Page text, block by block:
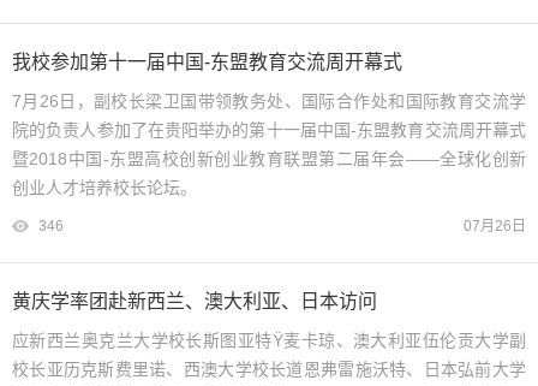
我校参加第十一届中国-东盟教育交流周开幕式
7月26日，副校长梁卫国带领教务处、国际合作处和国际教育交流学
院的负责人参加了在贵阳举办的第十一届中国-东盟教育交流周开幕式
暨2018中国-东盟高校创新创业教育联盟第二届年会——全球化创新
创业人才培养校长论坛。
346 07月26日
黄庆学率团赴新西兰、澳大利亚、日本访问
应新西兰奥克兰大学校长斯图亚特Ÿ麦卡琼、澳大利亚伍伦贡大学副
校长亚历克斯费里诺、西澳大学校长道恩弗雷施沃特、日本弘前大学